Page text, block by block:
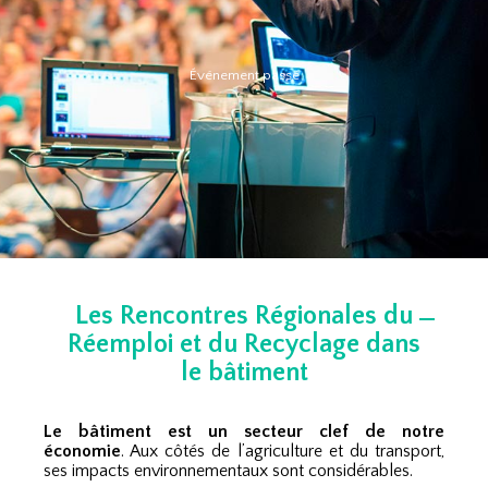
Événement passé
Les Rencontres Régionales du
Réemploi et du Recyclage dans
le bâtiment
Le bâtiment est un secteur clef de notre
économie. Aux côtés de l’agriculture et du transport,
ses impacts environnementaux sont considérables.